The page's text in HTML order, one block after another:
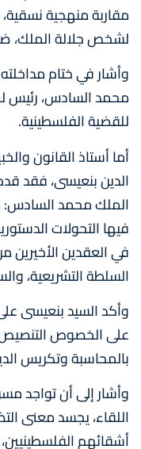
مقاربة منهجية نسقية،
لشخص جلالة الملك،
وأشار في ختام
محمد السادس، رئيس
للقضية الفلسطينية.
أما أستاذ القانون
فيها التحولات
في العقدين الأخيرين
السلطة التشريعية،
على الخصوص التنصيص
بالمحاسبة وتكريس
وأشار إلى أن تواجد
اللقاء، يجسد معنى
أشقائهم